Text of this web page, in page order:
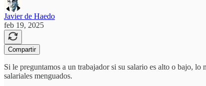
Javier de Haedo
feb 19, 2025
Compartir
Si le preguntamos a un trabajador si su salario es alto o bajo,
salariales menguados.